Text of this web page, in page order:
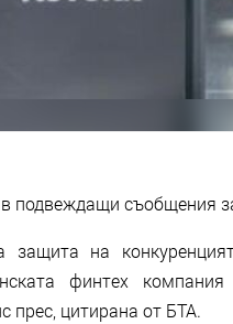
подвеждащи съобщения
защита на
финтех
прес, цитирана от БТА.